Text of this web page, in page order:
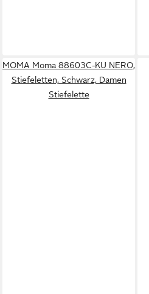
MOMA Moma 88603C-KU NERO,
Stiefeletten, Schwarz, Damen
Stiefelette